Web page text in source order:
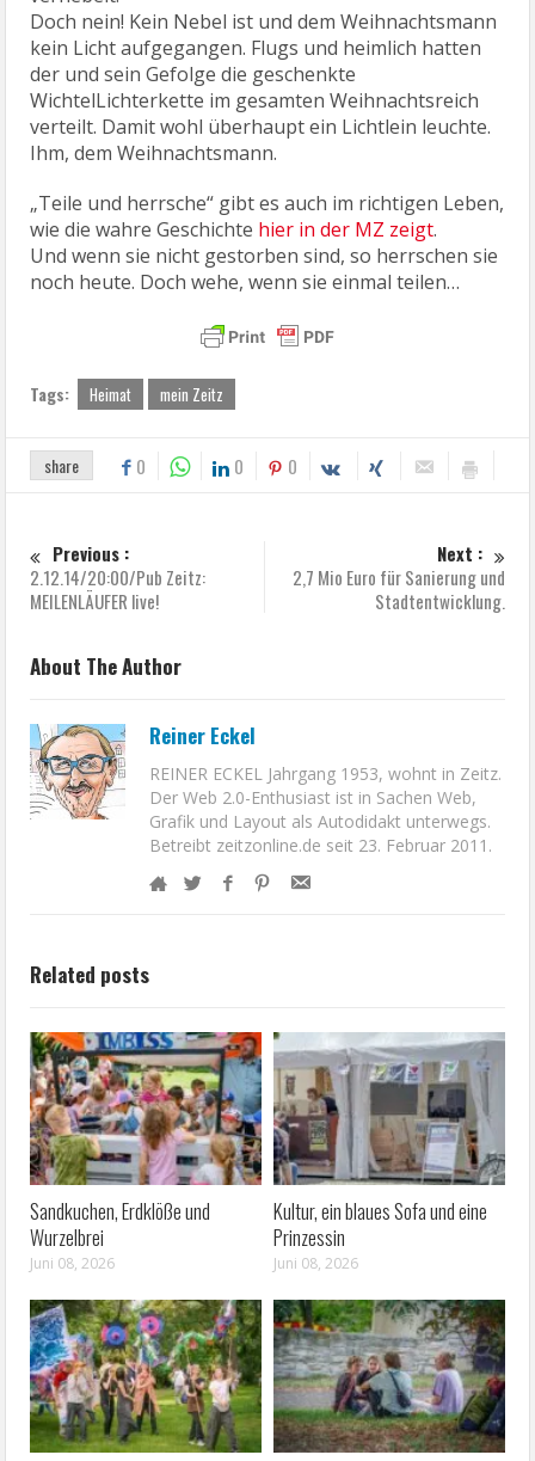
Doch nein! Kein Nebel ist und dem Weihnachtsmann
kein Licht aufgegangen. Flugs und heimlich hatten
der und sein Gefolge die geschenkte
WichtelLichterkette im gesamten Weihnachtsreich
verteilt. Damit wohl überhaupt ein Lichtlein leuchte.
Ihm, dem Weihnachtsmann.
„Teile und herrsche“ gibt es auch im richtigen Leben,
wie die wahre Geschichte hier in der MZ zeigt.
Und wenn sie nicht gestorben sind, so herrschen sie
noch heute. Doch wehe, wenn sie einmal teilen…
Tags: Heimat mein Zeitz
share 0 0 0
Previous :
2.12.14/20:00/Pub Zeitz:
MEILENLÄUFER live!
Next :
2,7 Mio Euro für Sanierung und
Stadtentwicklung.
About The Author
Reiner Eckel
REINER ECKEL Jahrgang 1953, wohnt in Zeitz.
Der Web 2.0-Enthusiast ist in Sachen Web,
Grafik und Layout als Autodidakt unterwegs.
Betreibt zeitzonline.de seit 23. Februar 2011.
Related posts
Sandkuchen, Erdklöße und
Wurzelbrei
Juni 08, 2026
Kultur, ein blaues Sofa und eine
Prinzessin
Juni 08, 2026